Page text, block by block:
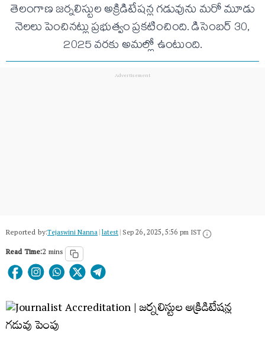
తెలంగాణ జర్నలిస్టుల అక్రిడిటేషన్ల గడువును మరో మూడు
నెలలు పెంచినట్లు ప్రభుత్వం ప్రకటించింది. డిసెంబర్ 30,
2025 వరకు అమల్లో ఉంటుంది.
Reported by:Tejaswini Nanna|latest|Sep 26, 2025, 5:56 pm IST
Read Time:2 mins